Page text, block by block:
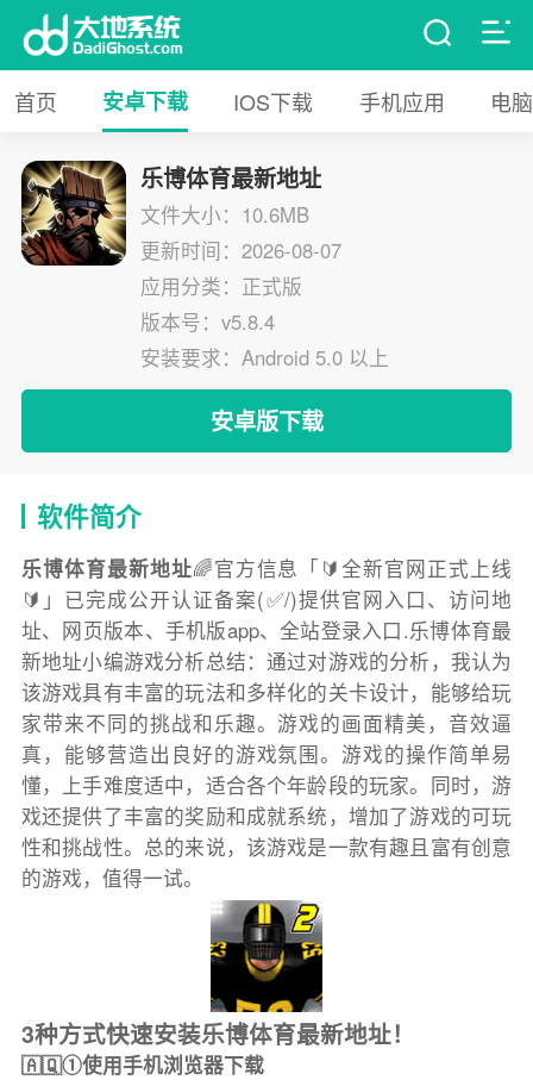
首页 安卓下载 IOS下载 手机应用 电
乐博体育最新地址
文件大小：10.6MB
更新时间：2026-08-07
应用分类：正式版
版本号：v5.8.4
安装要求：Android 5.0 以上
安卓版下载
软件简介
乐博体育最新地址🌈官方信息「🔰全新官网正式上线
🔰」已完成公开认证备案(✅/)提供官网入口、访问地
址、网页版本、手机版app、全站登录入口.乐博体育最
新地址小编游戏分析总结：通过对游戏的分析，我认为
该游戏具有丰富的玩法和多样化的关卡设计，能够给玩
家带来不同的挑战和乐趣。游戏的画面精美，音效逼
真，能够营造出良好的游戏氛围。游戏的操作简单易
懂，上手难度适中，适合各个年龄段的玩家。同时，游
戏还提供了丰富的奖励和成就系统，增加了游戏的可玩
性和挑战性。总的来说，该游戏是一款有趣且富有创意
的游戏，值得一试。
3种方式快速安装乐博体育最新地址！
🇦🇶①使用手机浏览器下载